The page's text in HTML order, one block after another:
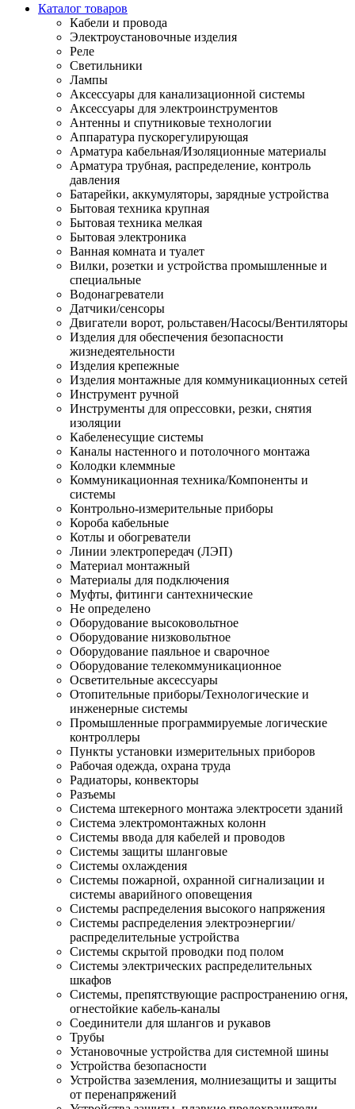
Каталог товаров
Кабели и провода
Электроустановочные изделия
Реле
Светильники
Лампы
Аксессуары для канализационной системы
Аксессуары для электроинструментов
Антенны и спутниковые технологии
Аппаратура пускорегулирующая
Арматура кабельная/Изоляционные материалы
Арматура трубная, распределение, контроль
давления
Батарейки, аккумуляторы, зарядные устройства
Бытовая техника крупная
Бытовая техника мелкая
Бытовая электроника
Ванная комната и туалет
Вилки, розетки и устройства промышленные и
специальные
Водонагреватели
Датчики/сенсоры
Двигатели ворот, рольставен/Насосы/Вентиляторы
Изделия для обеспечения безопасности
жизнедеятельности
Изделия крепежные
Изделия монтажные для коммуникационных сетей
Инструмент ручной
Инструменты для опрессовки, резки, снятия
изоляции
Кабеленесущие системы
Каналы настенного и потолочного монтажа
Колодки клеммные
Коммуникационная техника/Компоненты и
системы
Контрольно-измерительные приборы
Короба кабельные
Котлы и обогреватели
Линии электропередач (ЛЭП)
Материал монтажный
Материалы для подключения
Муфты, фитинги сантехнические
Не определено
Оборудование высоковольтное
Оборудование низковольтное
Оборудование паяльное и сварочное
Оборудование телекоммуникационное
Осветительные аксессуары
Отопительные приборы/Технологические и
инженерные системы
Промышленные программируемые логические
контроллеры
Пункты установки измерительных приборов
Рабочая одежда, охрана труда
Радиаторы, конвекторы
Разъемы
Система штекерного монтажа электросети зданий
Система электромонтажных колонн
Системы ввода для кабелей и проводов
Системы защиты шланговые
Системы охлаждения
Системы пожарной, охранной сигнализации и
системы аварийного оповещения
Системы распределения высокого напряжения
Системы распределения электроэнергии/
распределительные устройства
Системы скрытой проводки под полом
Системы электрических распределительных
шкафов
Системы, препятствующие распространению огня,
огнестойкие кабель-каналы
Соединители для шлангов и рукавов
Трубы
Установочные устройства для системной шины
Устройства безопасности
Устройства заземления, молниезащиты и защиты
от перенапряжений